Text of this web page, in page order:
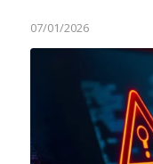
07/01/2026